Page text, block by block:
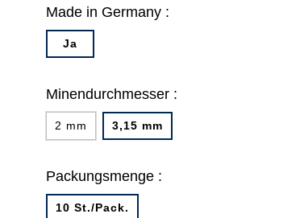
Made in Germany :
Ja
Minendurchmesser :
2 mm 3,15 mm
Packungsmenge :
10 St./Pack.